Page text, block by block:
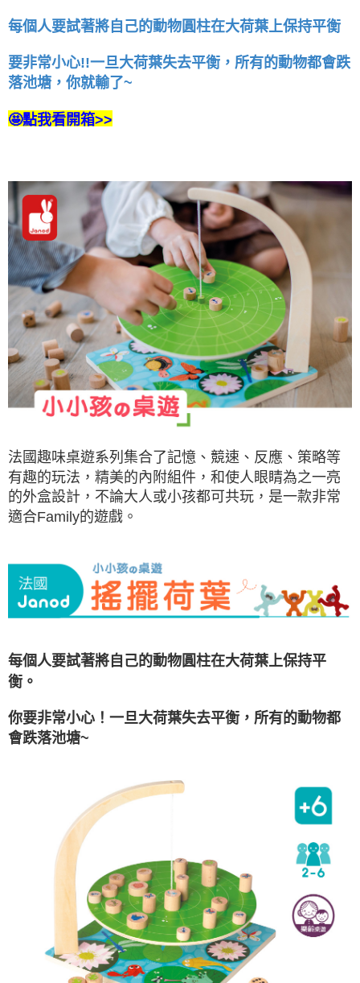
每個人要試著將自己的動物圓柱在大荷葉上保持平衡
要非常小心!!一旦大荷葉失去平衡，所有的動物都會跌
落池塘，你就輸了~
🤩點我看開箱>>
法國趣味桌遊系列集合了記憶、競速、反應、策略等
有趣的玩法，精美的內附組件，和使人眼睛為之一亮
的外盒設計，不論大人或小孩都可共玩，是一款非常
適合Family的遊戲。
每個人要試著將自己的動物圓柱在大荷葉上保持平
衡。
你要非常小心！一旦大荷葉失去平衡，所有的動物都
會跌落池塘~